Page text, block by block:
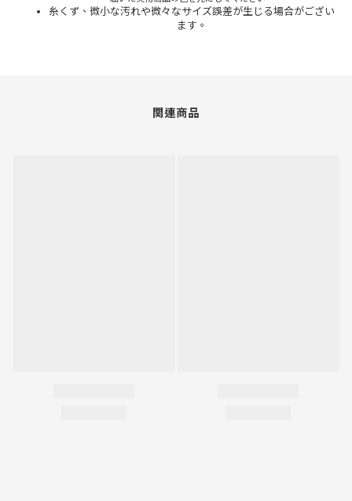
糸くず、微小な汚れや微々なサイズ誤差が生じる場合がござい
ます。
関連商品